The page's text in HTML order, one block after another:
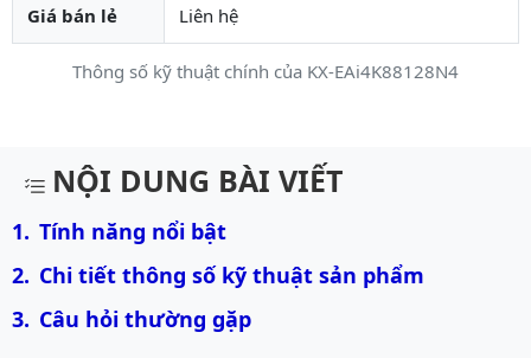
Thông số kỹ thuật chính của KX-EAi4K88128N4
Giá bán lẻ Liên hệ
Mô tả chi tiết sản phẩm
NỘI DUNG BÀI VIẾT
Tính năng nổi bật
Chi tiết thông số kỹ thuật sản phẩm
Câu hỏi thường gặp